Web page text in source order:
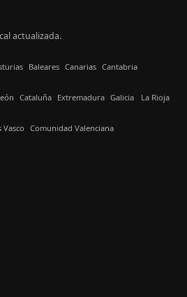
actualizada.
Baleares Canarias Cantabria
Cataluña Extremadura Galicia La Rioja
Vasco Comunidad Valenciana